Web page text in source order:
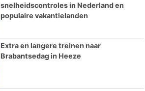
snelheidscontroles in Nederland en
populaire vakantielanden
Extra en langere treinen naar
Brabantsedag in Heeze